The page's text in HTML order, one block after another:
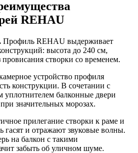
REHAU
Профиль REHAU выдерживает
высота до 240 см,
створки со временем.
устройство профиля
конструкции. В сочетании с
балконные двери
значительных морозах.
прилегание створки к раме и
и отражают звуковые волны.
на балкон с такими
забыть об уличном шуме.